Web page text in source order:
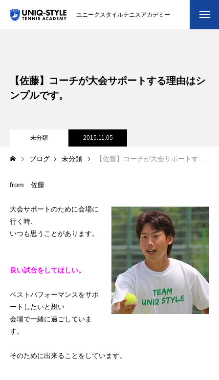
ユニークスタイルテニスアカデミー
スクール紹介・コーチ紹介
ブログ
アクセス
お問い合わせ
会員専用ページ
初めての方 システム・クラス・料金 ブログ アクセス お知ら
【佐藤】コーチが大会サポートする理由はシ
ンプルです。
未分類 2015.11.05
ブログ 未分類 【佐藤】コーチが大会サポートする理由はシンプルです。
from 佐藤
大会サポートのために会場に
行く時、
いつも思うことがあります。
良い試合をしてほしい。
ベストパフォーマンスをサポ
ートしたいと想い
会場で一緒に過ごしていま
す。
そのために出来ることをしています。